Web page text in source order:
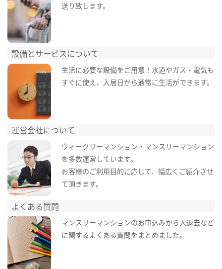
送り致します。
設備とサービスについて
生活に必要な設備をご用意！水道やガス・電気も
すぐに使え、入居日から通常に生活ができます。
運営会社について
ウィークリーマンション・マンスリーマンション
を多数運営しています。
お客様のご利用目的に応じて、幅広くご紹介させ
て頂きます。
よくある質問
マンスリーマンションのお申込みから入退去など
に関するよくある質問をまとめました。